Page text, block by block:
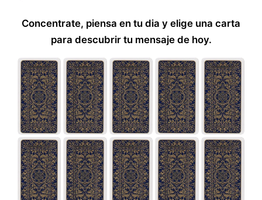
Concentrate, piensa en tu dia y elige una carta
para descubrir tu mensaje de hoy.